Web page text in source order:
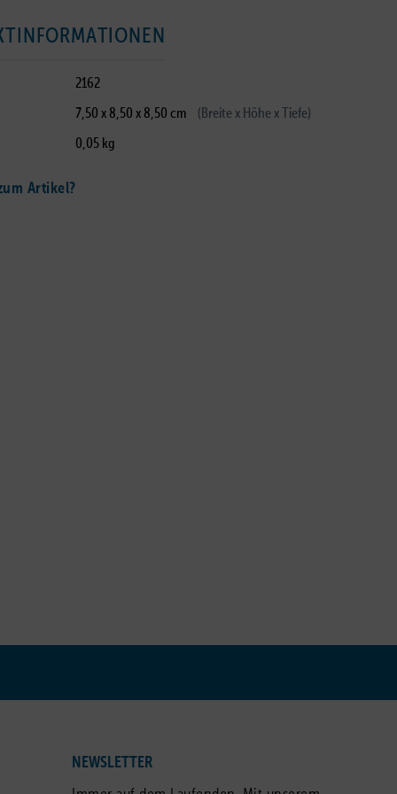
2162
7,50 x 8,50 x 8,50 cm (Breite x Höhe x Tiefe)
0,05 kg
Artikel?
NEWSLETTER